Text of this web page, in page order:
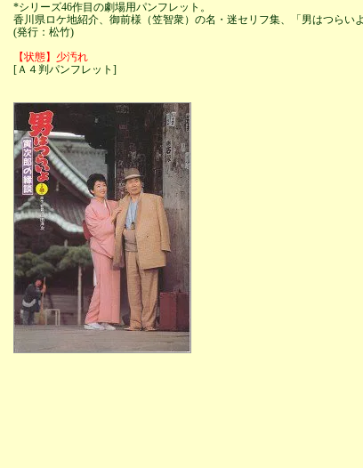
*シリーズ46作目の劇場用パンフレット。
香川県ロケ地紹介、御前様（笠智衆）の名・迷セリフ集、「男はつらい
(発行：松竹)
【状態】少汚れ
[Ａ４判パンフレット]